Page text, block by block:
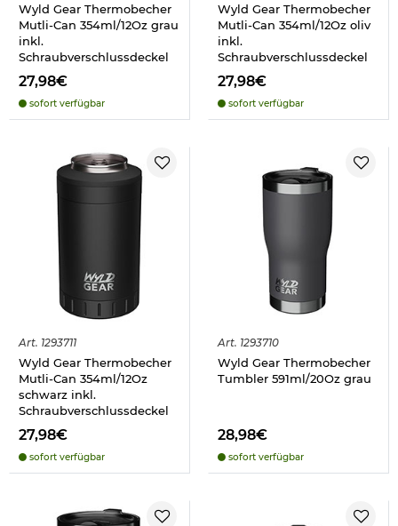
Wyld Gear Thermobecher
Mutli-Can 354ml/12Oz grau
inkl.
Schraubverschlussdeckel
27,98€
sofort verfügbar
Wyld Gear Thermobecher
Mutli-Can 354ml/12Oz oliv
inkl.
Schraubverschlussdeckel
27,98€
sofort verfügbar
Art. 1293711
Wyld Gear Thermobecher
Mutli-Can 354ml/12Oz
schwarz inkl.
Schraubverschlussdeckel
27,98€
sofort verfügbar
Art. 1293710
Wyld Gear Thermobecher
Tumbler 591ml/20Oz grau
28,98€
sofort verfügbar